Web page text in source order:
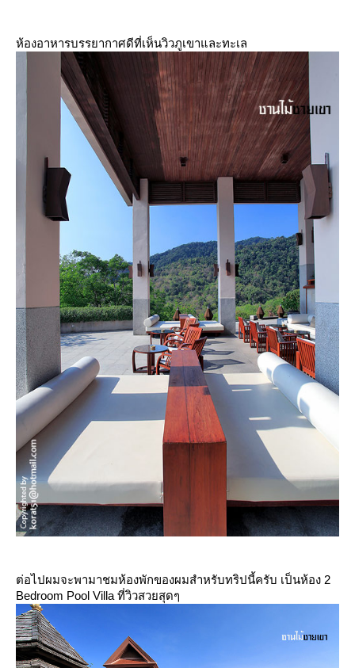
ห้องอาหารบรรยากาศดีที่เห็นวิวภูเขาและทะเล
ต่อไปผมจะพามาชมห้องพักของผมสำหรับทริปนี้ครับ เป็นห้อง 2
Bedroom Pool Villa ที่วิวสวยสุดๆ